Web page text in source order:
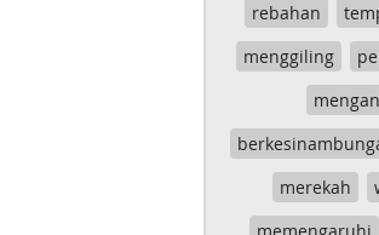
rebahan
menggiling
merekah